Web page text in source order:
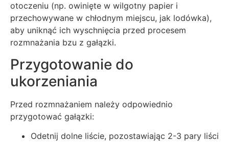
otoczeniu (np. owinięte w wilgotny papier i
przechowywane w chłodnym miejscu, jak lodówka),
aby uniknąć ich wyschnięcia przed procesem
rozmnażania bzu z gałązki.
Przygotowanie do
ukorzeniania
Przed rozmnażaniem należy odpowiednio
przygotować gałązki:
Odetnij dolne liście, pozostawiając 2-3 pary liści